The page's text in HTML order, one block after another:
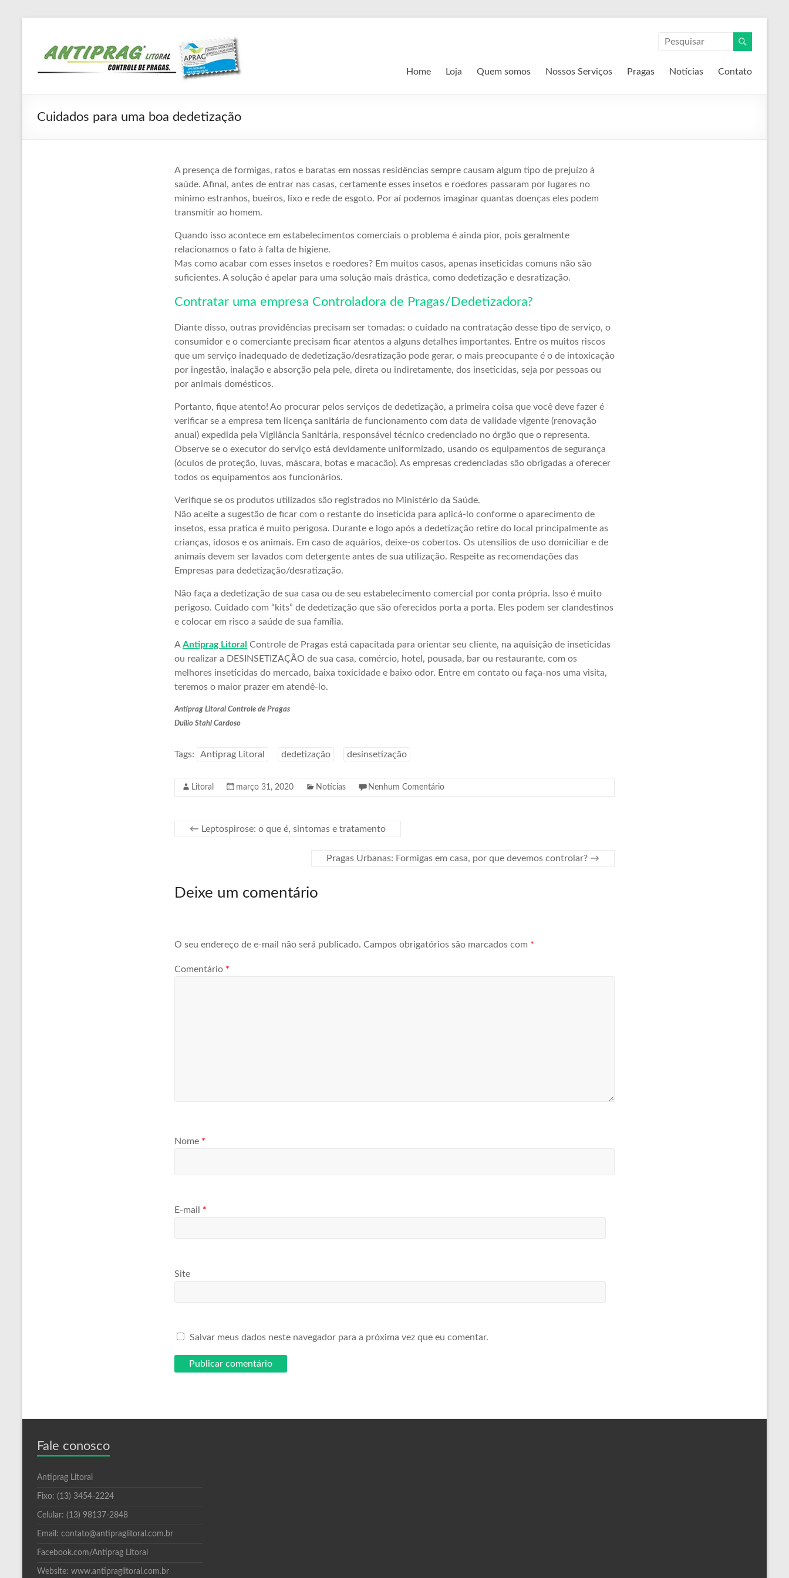
conteúdo
Antiprag
Litoral
Pragas,
Home Loja Quem somos Nossos Serviços Pragas Notícias Contato
Cuidados para uma boa dedetização
A presença de formigas, ratos e baratas em nossas residências sempre causam algum tipo de prejuízo à
saúde. Afinal, antes de entrar nas casas, certamente esses insetos e roedores passaram por lugares no
mínimo estranhos, bueiros, lixo e rede de esgoto. Por aí podemos imaginar quantas doenças eles podem
transmitir ao homem.
Quando isso acontece em estabelecimentos comerciais o problema é ainda pior, pois geralmente
relacionamos o fato à falta de higiene.
Mas como acabar com esses insetos e roedores? Em muitos casos, apenas inseticidas comuns não são
suficientes. A solução é apelar para uma solução mais drástica, como dedetização e desratização.
Contratar uma empresa Controladora de Pragas/Dedetizadora?
Diante disso, outras providências precisam ser tomadas: o cuidado na contratação desse tipo de serviço, o
consumidor e o comerciante precisam ficar atentos a alguns detalhes importantes. Entre os muitos riscos
que um serviço inadequado de dedetização/desratização pode gerar, o mais preocupante é o de intoxicação
por ingestão, inalação e absorção pela pele, direta ou indiretamente, dos inseticidas, seja por pessoas ou
por animais domésticos.
Portanto, fique atento! Ao procurar pelos serviços de dedetização, a primeira coisa que você deve fazer é
verificar se a empresa tem licença sanitária de funcionamento com data de validade vigente (renovação
anual) expedida pela Vigilância Sanitária, responsável técnico credenciado no órgão que o representa.
Observe se o executor do serviço está devidamente uniformizado, usando os equipamentos de segurança
(óculos de proteção, luvas, máscara, botas e macacão). As empresas credenciadas são obrigadas a oferecer
todos os equipamentos aos funcionários.
Verifique se os produtos utilizados são registrados no Ministério da Saúde.
Não aceite a sugestão de ficar com o restante do inseticida para aplicá-lo conforme o aparecimento de
insetos, essa pratica é muito perigosa. Durante e logo após a dedetização retire do local principalmente as
crianças, idosos e os animais. Em caso de aquários, deixe-os cobertos. Os utensílios de uso domiciliar e de
animais devem ser lavados com detergente antes de sua utilização. Respeite as recomendações das
Empresas para dedetização/desratização.
Não faça a dedetização de sua casa ou de seu estabelecimento comercial por conta própria. Isso é muito
perigoso. Cuidado com “kits” de dedetização que são oferecidos porta a porta. Eles podem ser clandestinos
e colocar em risco a saúde de sua família.
AAntiprag Litoral Controle de Pragas está capacitada para orientar seu cliente, na aquisição de inseticidas
ou realizar a DESINSETIZAÇÃO de sua casa, comércio, hotel, pousada, bar ou restaurante, com os
melhores inseticidas do mercado, baixa toxicidade e baixo odor. Entre em contato ou faça-nos uma visita,
teremos o maior prazer em atendê-lo.
Antiprag Litoral Controle de Pragas
Duilio Stahl Cardoso
Tags: Antiprag Litoral dedetização desinsetização
Litoral março 31, 2020 Notícias Nenhum Comentário
← Leptospirose: o que é, sintomas e tratamento
Pragas Urbanas: Formigas em casa, por que devemos controlar? →
Deixe um comentário
O seu endereço de e-mail não será publicado. Campos obrigatórios são marcados com *
Comentário *
Nome *
E-mail *
Site
Salvar meus dados neste navegador para a próxima vez que eu comentar.
Fale conosco
Antiprag Litoral
Fixo: (13) 3454-2224
Celular: (13) 98137-2848
Email: contato@antipraglitoral.com.br
Facebook.com/Antiprag Litoral
Website: www.antipraglitoral.com.br